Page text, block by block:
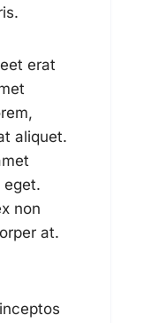
erat
aliquet.
eget.
non
at.